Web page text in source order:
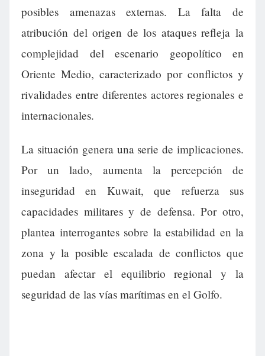
posibles amenazas externas. La falta de
atribución del origen de los ataques refleja la
complejidad del escenario geopolítico en
Oriente Medio, caracterizado por conflictos y
rivalidades entre diferentes actores regionales e
internacionales.
La situación genera una serie de implicaciones.
Por un lado, aumenta la percepción de
inseguridad en Kuwait, que refuerza sus
capacidades militares y de defensa. Por otro,
plantea interrogantes sobre la estabilidad en la
zona y la posible escalada de conflictos que
puedan afectar el equilibrio regional y la
seguridad de las vías marítimas en el Golfo.